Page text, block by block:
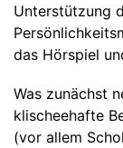
Unterstützung
das Hörspiel
Was zunächst
klischeehafte
(vor allem